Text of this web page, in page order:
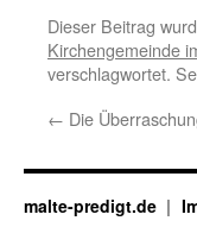
Dieser Beitrag
Kirchengemeinde
verschlagwortet.
← Die
malte-predigt.de